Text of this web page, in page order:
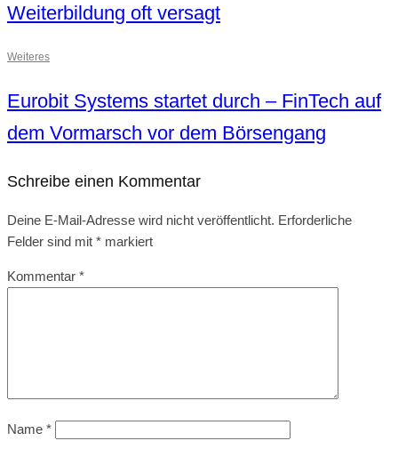
Weiterbildung oft versagt
Weiteres
Eurobit Systems startet durch – FinTech auf
dem Vormarsch vor dem Börsengang
Schreibe einen Kommentar
Deine E-Mail-Adresse wird nicht veröffentlicht. Erforderliche
Felder sind mit * markiert
Kommentar *
Name *